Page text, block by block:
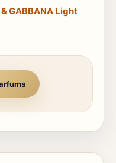
& GABBANA Light